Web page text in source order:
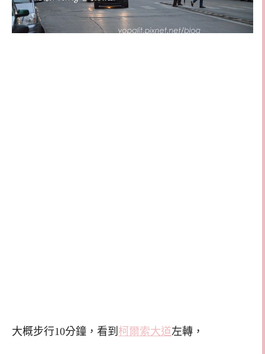
大概步行10分鐘，看到 柯爾索大道左轉，